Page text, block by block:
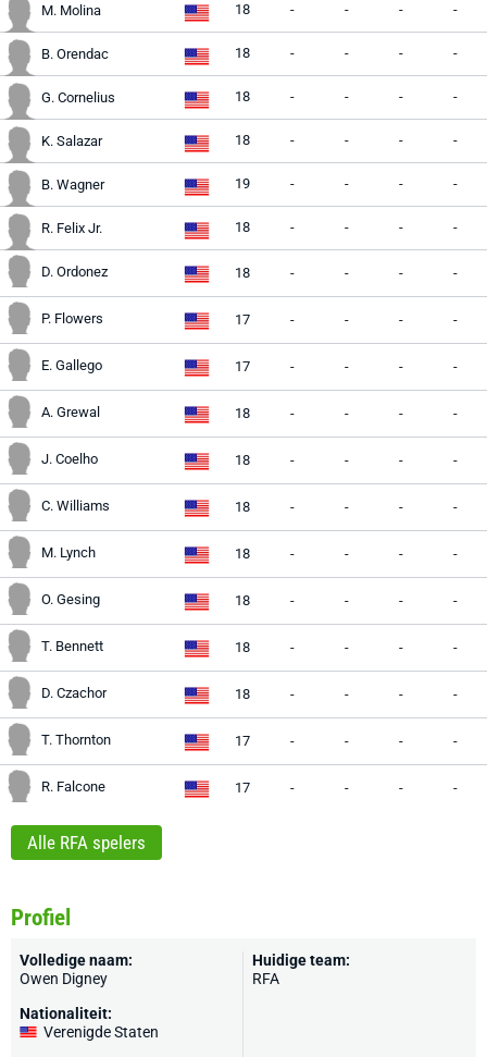
M. Molina 18 - - - -
B. Orendac 18 - - - -
G. Cornelius 18 - - - -
K. Salazar 18 - - - -
B. Wagner 19 - - - -
R. Felix Jr. 18 - - - -
D. Ordonez 18 - - - -
P. Flowers 17 - - - -
E. Gallego 17 - - - -
A. Grewal 18 - - - -
J. Coelho 18 - - - -
C. Williams 18 - - - -
M. Lynch 18 - - - -
O. Gesing 18 - - - -
T. Bennett 18 - - - -
D. Czachor 18 - - - -
T. Thornton 17 - - - -
R. Falcone 17 - - - -
Alle RFA spelers
Profiel
Volledige naam:
Owen Digney
Nationaliteit:
Verenigde Staten
Huidige team:
RFA